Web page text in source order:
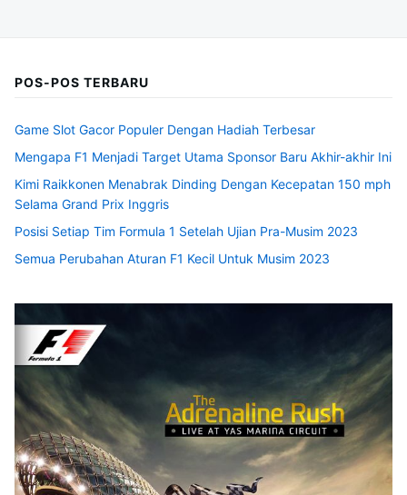
POS-POS TERBARU
Game Slot Gacor Populer Dengan Hadiah Terbesar
Mengapa F1 Menjadi Target Utama Sponsor Baru Akhir-akhir Ini
Kimi Raikkonen Menabrak Dinding Dengan Kecepatan 150 mph
Selama Grand Prix Inggris
Posisi Setiap Tim Formula 1 Setelah Ujian Pra-Musim 2023
Semua Perubahan Aturan F1 Kecil Untuk Musim 2023